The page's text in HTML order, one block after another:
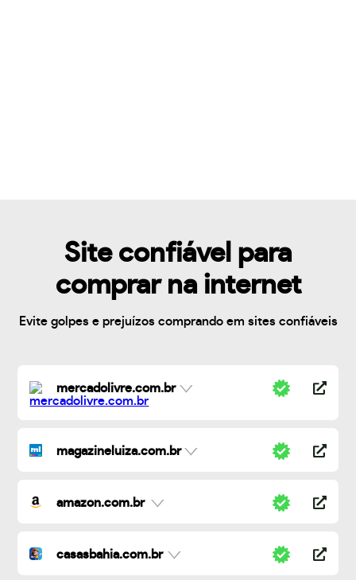
Site confiável para
comprar na internet
Evite golpes e prejuízos comprando em sites confiáveis
mercadolivre.com.br
magazineluiza.com.br
amazon.com.br
casasbahia.com.br